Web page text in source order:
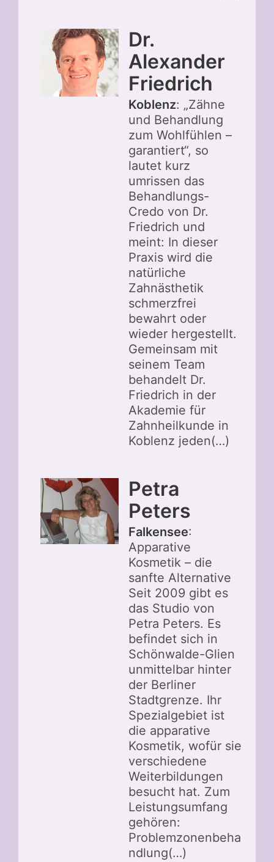
Dr.
Alexander
Friedrich
Koblenz: „Zähne
und Behandlung
zum Wohlfühlen –
garantiert“, so
lautet kurz
umrissen das
Behandlungs-
Credo von Dr.
Friedrich und
meint: In dieser
Praxis wird die
natürliche
Zahnästhetik
schmerzfrei
bewahrt oder
wieder hergestellt.
Gemeinsam mit
seinem Team
behandelt Dr.
Friedrich in der
Akademie für
Zahnheilkunde in
Koblenz jeden(…)
Petra
Peters
Falkensee:
Apparative
Kosmetik – die
sanfte Alternative
Seit 2009 gibt es
das Studio von
Petra Peters. Es
befindet sich in
Schönwalde-Glien
unmittelbar hinter
der Berliner
Stadtgrenze. Ihr
Spezialgebiet ist
die apparative
Kosmetik, wofür sie
verschiedene
Weiterbildungen
besucht hat. Zum
Leistungsumfang
gehören:
Problemzonenbeha
ndlung(…)